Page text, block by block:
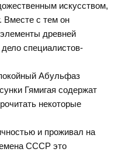
искусством,
Вместе с тем он
древней
специалистов-
Абульфаз
Гямигая содержат
некоторые
и проживал на
СССР это